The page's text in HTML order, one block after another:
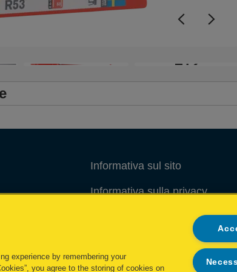
+12
Informativa sul sito
Informativa sulla privacy
Gestione dei miei dati
Condizioni di garanzia
experience by remembering your
you agree to the storing of cookies on